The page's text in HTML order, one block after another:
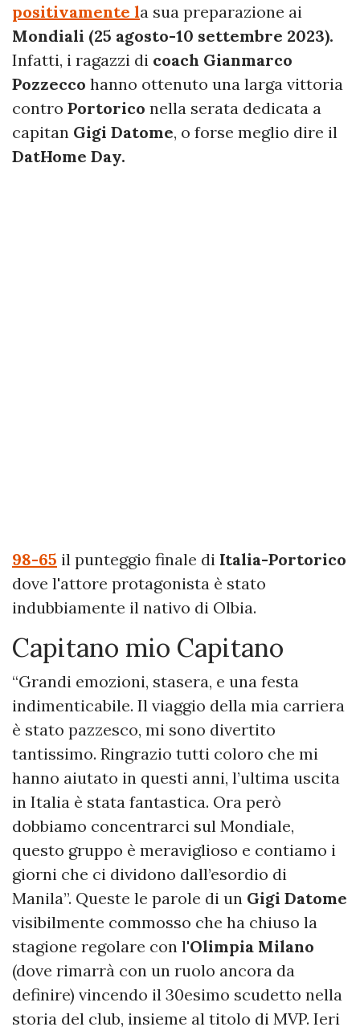
positivamente la sua preparazione ai
Mondiali (25 agosto-10 settembre 2023).
Infatti, i ragazzi di coach Gianmarco
Pozzecco hanno ottenuto una larga vittoria
contro Portorico nella serata dedicata a
capitan Gigi Datome, o forse meglio dire il
DatHome Day.
98-65 il punteggio finale di Italia-Portorico
dove l'attore protagonista è stato
indubbiamente il nativo di Olbia.
Capitano mio Capitano
“Grandi emozioni, stasera, e una festa
indimenticabile. Il viaggio della mia carriera
è stato pazzesco, mi sono divertito
tantissimo. Ringrazio tutti coloro che mi
hanno aiutato in questi anni, l’ultima uscita
in Italia è stata fantastica. Ora però
dobbiamo concentrarci sul Mondiale,
questo gruppo è meraviglioso e contiamo i
giorni che ci dividono dall’esordio di
Manila”. Queste le parole di un Gigi Datome
visibilmente commosso che ha chiuso la
stagione regolare con l'Olimpia Milano
(dove rimarrà con un ruolo ancora da
definire) vincendo il 30esimo scudetto nella
storia del club, insieme al titolo di MVP. Ieri